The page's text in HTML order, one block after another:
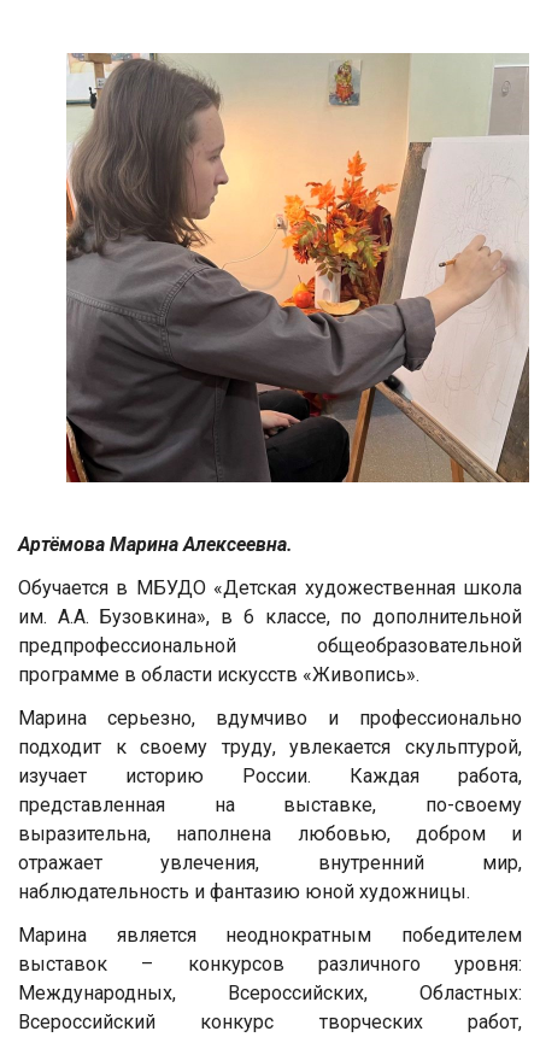
Артёмова Марина Алексеевна.
Обучается в МБУДО «Детская художественная школа
им. А.А. Бузовкина», в 6 классе, по дополнительной
предпрофессиональной общеобразовательной
программе в области искусств «Живопись».
Марина серьезно, вдумчиво и профессионально
подходит к своему труду, увлекается скульптурой,
изучает историю России. Каждая работа,
представленная на выставке, по-своему
выразительна, наполнена любовью, добром и
отражает увлечения, внутренний мир,
наблюдательность и фантазию юной художницы.
Марина является неоднократным победителем
выставок – конкурсов различного уровня:
Международных, Всероссийских, Областных:
Всероссийский конкурс творческих работ,